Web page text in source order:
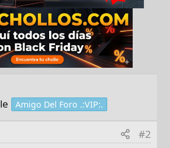
Amigo Del Foro .:VIP:.
#2